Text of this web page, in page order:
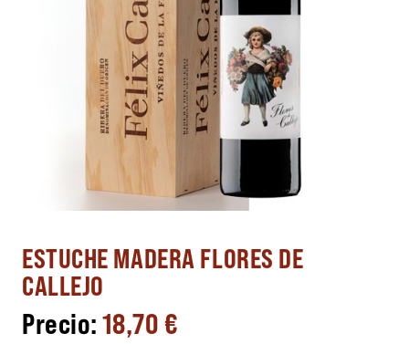
ESTUCHE MADERA FLORES DE
CALLEJO
18,70€